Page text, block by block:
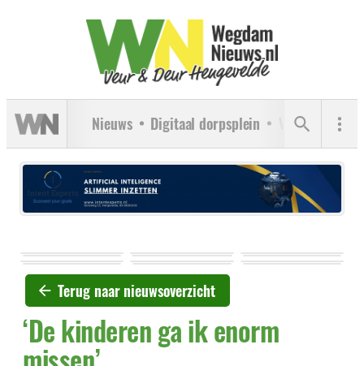
Nieuws Digitaal dorpsplein Verenigingen
Terug naar nieuwsoverzicht
‘De kinderen ga ik enorm